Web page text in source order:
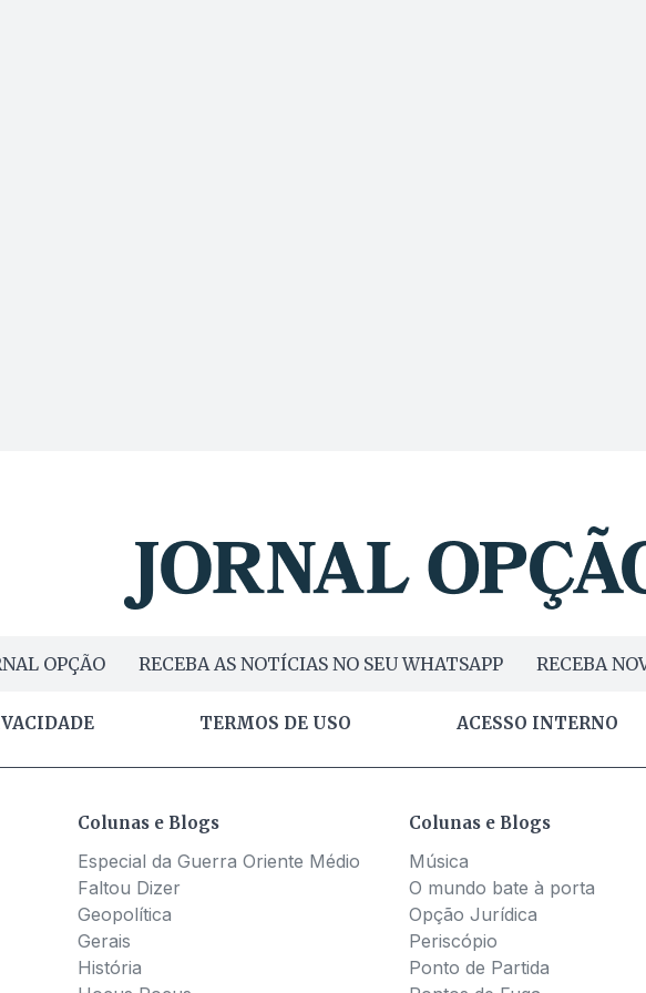
OPÇÃO RECEBA AS NOTÍCIAS NO SEU WHATSAPP RECEBA
TERMOS DE USO ACESSO INTERNO
Colunas e Blogs
Especial da Guerra Oriente Médio
Faltou Dizer
Geopolítica
Gerais
História
Colunas e Blogs
Música
O mundo bate à porta
Opção Jurídica
Periscópio
Ponto de Partida